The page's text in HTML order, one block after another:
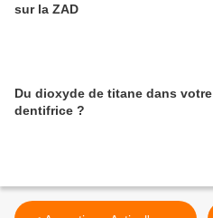
sur la ZAD
Du dioxyde de titane dans votre
dentifrice ?